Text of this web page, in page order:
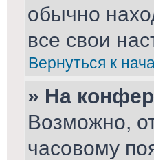
обычно
все свои
Вернуться к
» На
Возможно,
часовому